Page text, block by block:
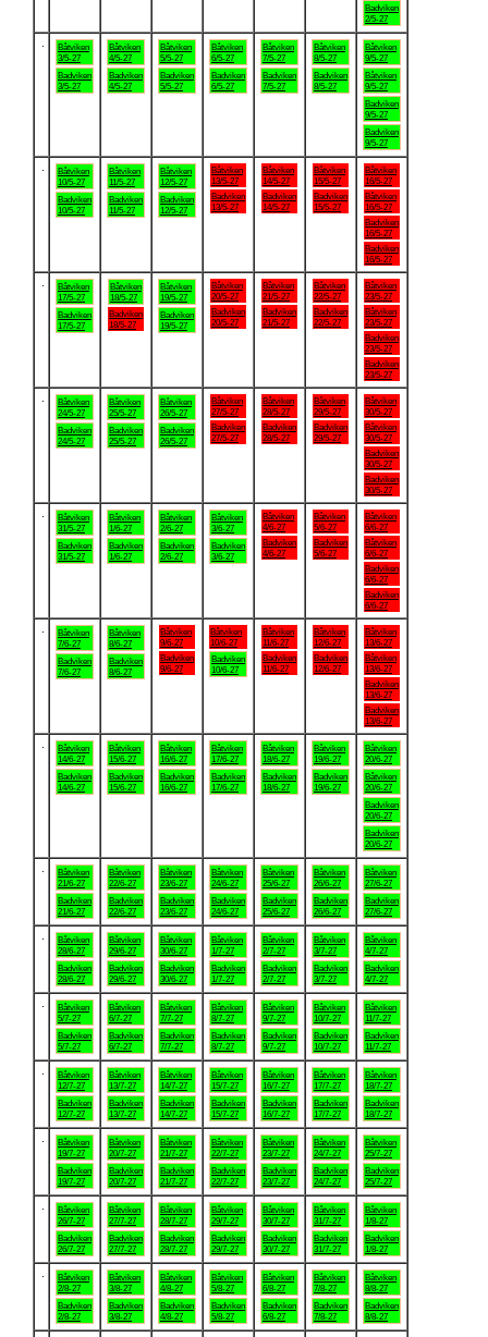
Badviken
2/5-27
Båtviken
3/5-27
Badviken
3/5-27
Båtviken
4/5-27
Badviken
4/5-27
Båtviken
5/5-27
Badviken
5/5-27
Båtviken
6/5-27
Badviken
6/5-27
Båtviken
7/5-27
Badviken
7/5-27
Båtviken
8/5-27
Badviken
8/5-27
Båtviken
9/5-27
Båtviken
9/5-27
Badviken
9/5-27
Badviken
9/5-27
Båtviken
10/5-27
Badviken
10/5-27
Båtviken
11/5-27
Badviken
11/5-27
Båtviken
12/5-27
Badviken
12/5-27
Båtviken
13/5-27
Badviken
13/5-27
Båtviken
14/5-27
Badviken
14/5-27
Båtviken
15/5-27
Badviken
15/5-27
Båtviken
16/5-27
Båtviken
16/5-27
Badviken
16/5-27
Badviken
16/5-27
Båtviken
17/5-27
Badviken
17/5-27
Båtviken
18/5-27
Badviken
18/5-27
Båtviken
19/5-27
Badviken
19/5-27
Båtviken
20/5-27
Badviken
20/5-27
Båtviken
21/5-27
Badviken
21/5-27
Båtviken
22/5-27
Badviken
22/5-27
Båtviken
23/5-27
Båtviken
23/5-27
Badviken
23/5-27
Badviken
23/5-27
Båtviken
24/5-27
Badviken
24/5-27
Båtviken
25/5-27
Badviken
25/5-27
Båtviken
26/5-27
Badviken
26/5-27
Båtviken
27/5-27
Badviken
27/5-27
Båtviken
28/5-27
Badviken
28/5-27
Båtviken
29/5-27
Badviken
29/5-27
Båtviken
30/5-27
Båtviken
30/5-27
Badviken
30/5-27
Badviken
30/5-27
Båtviken
31/5-27
Badviken
31/5-27
Båtviken
1/6-27
Badviken
1/6-27
Båtviken
2/6-27
Badviken
2/6-27
Båtviken
3/6-27
Badviken
3/6-27
Båtviken
4/6-27
Badviken
4/6-27
Båtviken
5/6-27
Badviken
5/6-27
Båtviken
6/6-27
Båtviken
6/6-27
Badviken
6/6-27
Badviken
6/6-27
Båtviken
7/6-27
Badviken
7/6-27
Båtviken
8/6-27
Badviken
8/6-27
Båtviken
9/6-27
Badviken
9/6-27
Båtviken
10/6-27
Badviken
10/6-27
Båtviken
11/6-27
Badviken
11/6-27
Båtviken
12/6-27
Badviken
12/6-27
Båtviken
13/6-27
Båtviken
13/6-27
Badviken
13/6-27
Badviken
13/6-27
Båtviken
14/6-27
Badviken
14/6-27
Båtviken
15/6-27
Badviken
15/6-27
Båtviken
16/6-27
Badviken
16/6-27
Båtviken
17/6-27
Badviken
17/6-27
Båtviken
18/6-27
Badviken
18/6-27
Båtviken
19/6-27
Badviken
19/6-27
Båtviken
20/6-27
Båtviken
20/6-27
Badviken
20/6-27
Badviken
20/6-27
Båtviken
21/6-27
Badviken
21/6-27
Båtviken
22/6-27
Badviken
22/6-27
Båtviken
23/6-27
Badviken
23/6-27
Båtviken
24/6-27
Badviken
24/6-27
Båtviken
25/6-27
Badviken
25/6-27
Båtviken
26/6-27
Badviken
26/6-27
Båtviken
27/6-27
Badviken
27/6-27
Båtviken
28/6-27
Badviken
28/6-27
Båtviken
29/6-27
Badviken
29/6-27
Båtviken
30/6-27
Badviken
30/6-27
Båtviken
1/7-27
Badviken
1/7-27
Båtviken
2/7-27
Badviken
2/7-27
Båtviken
3/7-27
Badviken
3/7-27
Båtviken
4/7-27
Badviken
4/7-27
Båtviken
5/7-27
Badviken
5/7-27
Båtviken
6/7-27
Badviken
6/7-27
Båtviken
7/7-27
Badviken
7/7-27
Båtviken
8/7-27
Badviken
8/7-27
Båtviken
9/7-27
Badviken
9/7-27
Båtviken
10/7-27
Badviken
10/7-27
Båtviken
11/7-27
Badviken
11/7-27
Båtviken
12/7-27
Badviken
12/7-27
Båtviken
13/7-27
Badviken
13/7-27
Båtviken
14/7-27
Badviken
14/7-27
Båtviken
15/7-27
Badviken
15/7-27
Båtviken
16/7-27
Badviken
16/7-27
Båtviken
17/7-27
Badviken
17/7-27
Båtviken
18/7-27
Badviken
18/7-27
Båtviken
19/7-27
Badviken
19/7-27
Båtviken
20/7-27
Badviken
20/7-27
Båtviken
21/7-27
Badviken
21/7-27
Båtviken
22/7-27
Badviken
22/7-27
Båtviken
23/7-27
Badviken
23/7-27
Båtviken
24/7-27
Badviken
24/7-27
Båtviken
25/7-27
Badviken
25/7-27
Båtviken
26/7-27
Badviken
26/7-27
Båtviken
27/7-27
Badviken
27/7-27
Båtviken
28/7-27
Badviken
28/7-27
Båtviken
29/7-27
Badviken
29/7-27
Båtviken
30/7-27
Badviken
30/7-27
Båtviken
31/7-27
Badviken
31/7-27
Båtviken
1/8-27
Badviken
1/8-27
Båtviken
2/8-27
Badviken
2/8-27
Båtviken
3/8-27
Badviken
3/8-27
Båtviken
4/8-27
Badviken
4/8-27
Båtviken
5/8-27
Badviken
5/8-27
Båtviken
6/8-27
Badviken
6/8-27
Båtviken
7/8-27
Badviken
7/8-27
Båtviken
8/8-27
Badviken
8/8-27